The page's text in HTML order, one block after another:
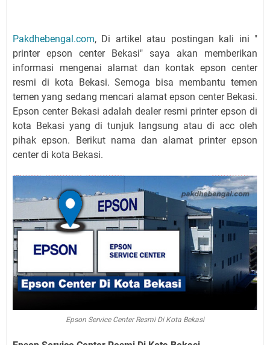
Pakdhebengal.com, Di artikel atau postingan kali ini "
printer epson center Bekasi" saya akan memberikan
informasi mengenai alamat dan kontak epson center
resmi di kota Bekasi. Semoga bisa membantu temen
temen yang sedang mencari alamat epson center Bekasi.
Epson center Bekasi adalah dealer resmi printer epson di
kota Bekasi yang di tunjuk langsung atau di acc oleh
pihak epson. Berikut nama dan alamat printer epson
center di kota Bekasi.
Epson Service Center Resmi Di Kota Bekasi